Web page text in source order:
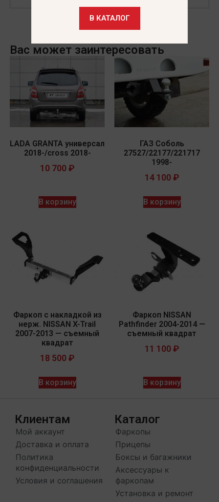
Вас может заинтересовать
LADA GRANTA универсал
2018-/cross 2018-
10 700 ₽
В корзину
ГАЗ Соболь
27527/22177/221717
1998-
14 100 ₽
В корзину
Фаркоп с накладкой из
нерж. NISSAN X-Trail
2007-2013 — съемный
квадрат
18 500 ₽
В корзину
Фаркоп NISSAN
Pathfinder 2004-2014 —
съемный квадрат
11 100 ₽
В корзину
Клиентам
Мой аккаунт
Доставка и оплата
Политика
конфиденциальности
Условия и соглашения
Каталог
Фаркопы
Прицепы
Боксы и багажники
Аксессуары к
фаркопам
Установка и ремонт
В КАТАЛОГ